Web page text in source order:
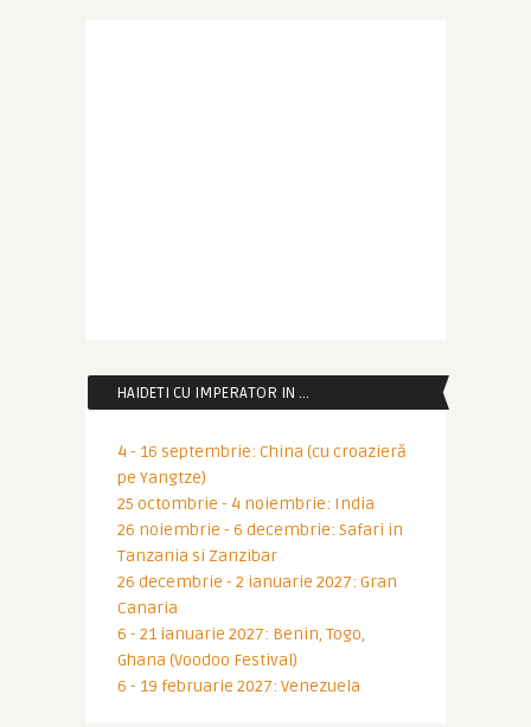
HAIDETI CU IMPERATOR IN …
4 - 16 septembrie: China (cu croazieră
pe Yangtze)
25 octombrie - 4 noiembrie: India
26 noiembrie - 6 decembrie: Safari in
Tanzania si Zanzibar
26 decembrie - 2 ianuarie 2027: Gran
Canaria
6 - 21 ianuarie 2027: Benin, Togo,
Ghana (Voodoo Festival)
6 - 19 februarie 2027: Venezuela